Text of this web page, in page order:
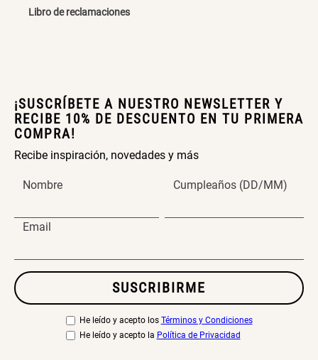
Libro de reclamaciones
¡SUSCRÍBETE A NUESTRO NEWSLETTER Y
RECIBE 10% DE DESCUENTO EN TU PRIMERA
COMPRA!
Recibe inspiración, novedades y más
Nombre Cumpleaños (DD/MM)
Email
SUSCRIBIRME
He leído y acepto los Términos y Condiciones
He leído y acepto la Política de Privacidad
Canasto Bambú
S/ 35.90S/ 30.50